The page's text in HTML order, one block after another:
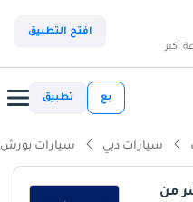
أكبر
افتح التطبيق
بع تطبيق
سيارات دبي سيارات بورش
من